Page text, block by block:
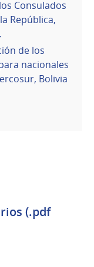
Consulados
República,
de los
nacionales
Bolivia
(.pdf